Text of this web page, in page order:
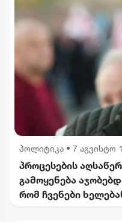
პოლიტიკა • 7 აგვისტო
პროცესების
გამოყენება
რომ ჩვენები